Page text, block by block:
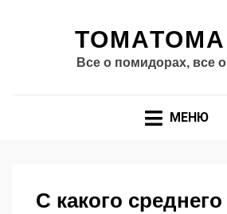
Все о помидорах, все
МЕНЮ
С какого